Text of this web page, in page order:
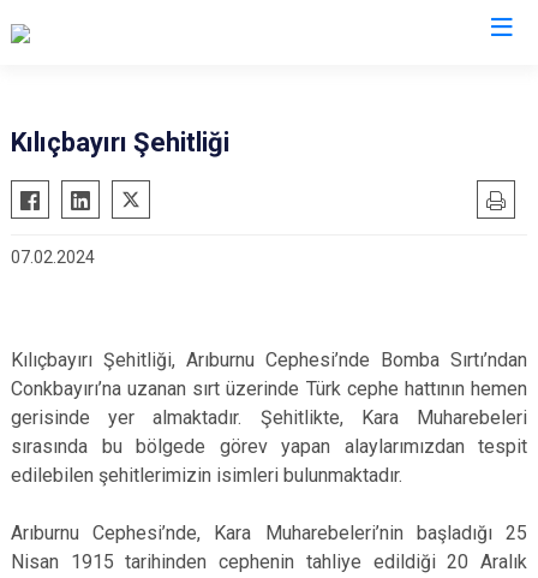
Kılıçbayırı Şehitliği
07.02.2024
Kılıçbayırı Şehitliği, Arıburnu Cephesi’nde Bomba Sırtı’ndan
Conkbayırı’na uzanan sırt üzerinde Türk cephe hattının hemen
gerisinde yer almaktadır. Şehitlikte, Kara Muharebeleri
sırasında bu bölgede görev yapan alaylarımızdan tespit
edilebilen şehitlerimizin isimleri bulunmaktadır.
Arıburnu Cephesi’nde, Kara Muharebeleri’nin başladığı 25
Nisan 1915 tarihinden cephenin tahliye edildiği 20 Aralık